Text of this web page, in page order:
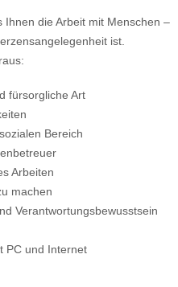
Ihnen die Arbeit mit Menschen –
ist.
fürsorgliche Art
Bereich
Arbeiten
machen
Verantwortungsbewusstsein
PC und Internet